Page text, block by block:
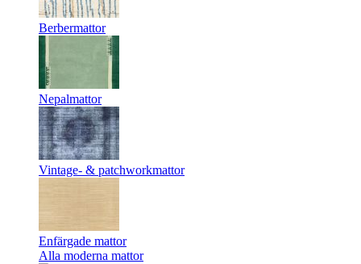
Berbermattor
Nepalmattor
Vintage- & patchworkmattor
Enfärgade mattor
Alla moderna mattor